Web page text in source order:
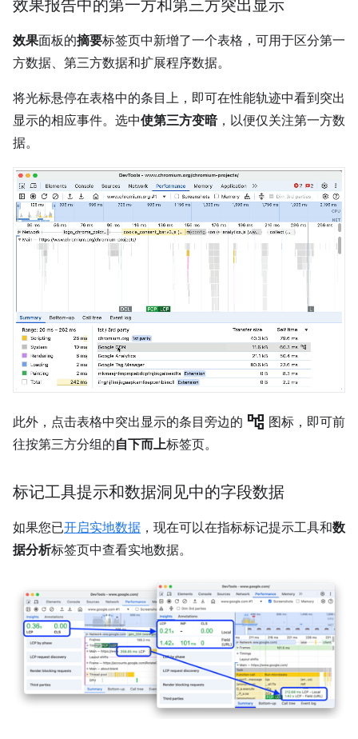
效果报告中的第一方和第三方突出显示
效果面板的摘要标签页中新增了一个表格，可用于区分第一
方数据、第三方数据和扩展程序数据。
将光标悬停在表格中的条目上，即可在性能轨迹中看到突出
显示的相应事件。选中使第三方变暗，以便仅关注第一方数
据。
此外，点击表格中突出显示的条目旁边的 account_tree 图标，即可前
往按第三方分组的自下而上标签页。
标记工具提示和数据洞见中的字段数据
如果您已开启实地数据 ，现在可以在指标标记提示工具和数
据分析标签页中查看实地数据。